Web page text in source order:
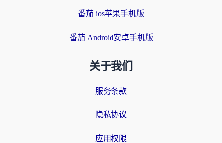
番茄 ios苹果手机版
番茄 Android安卓手机版
关于我们
服务条款
隐私协议
应用权限